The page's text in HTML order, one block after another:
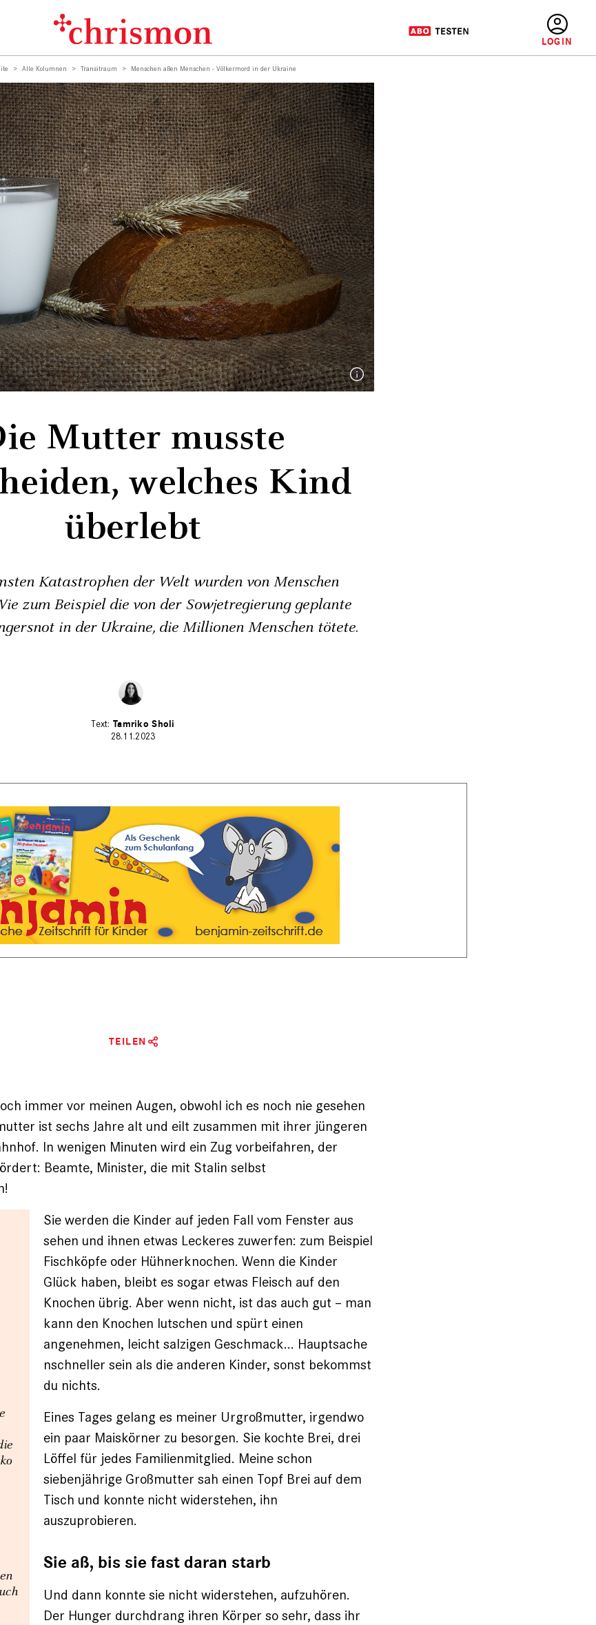
Alle Kolumnen Transitraum Menschen aßen Menschen - Völkermord in der Ukraine
Mutter musste
welches Kind
überlebt
Katastrophen der Welt wurden von Menschen
zum Beispiel die von der Sowjetregierung geplante
in der Ukraine, die Millionen Menschen tötete.
Tamriko Sholi
28.11.2023
TEILEN
immer vor meinen Augen, obwohl ich es noch nie gesehen
ist sechs Jahre alt und eilt zusammen mit ihrer jüngeren
In wenigen Minuten wird ein Zug vorbeifahren, der
Beamte, Minister, die mit Stalin selbst
Sie werden die Kinder auf jeden Fall vom Fenster aus
sehen und ihnen etwas Leckeres zuwerfen: zum Beispiel
Fischköpfe oder Hühnerknochen. Wenn die Kinder
Glück haben, bleibt es sogar etwas Fleisch auf den
Knochen übrig. Aber wenn nicht, ist das auch gut – man
kann den Knochen lutschen und spürt einen
angenehmen, leicht salzigen Geschmack... Hauptsache
nschneller sein als die anderen Kinder, sonst bekommst
du nichts.
Eines Tages gelang es meiner Urgroßmutter, irgendwo
ein paar Maiskörner zu besorgen. Sie kochte Brei, drei
Löffel für jedes Familienmitglied. Meine schon
siebenjährige Großmutter sah einen Topf Brei auf dem
Tisch und konnte nicht widerstehen, ihn
auszuprobieren.
Sie aß, bis sie fast daran starb
Und dann konnte sie nicht widerstehen, aufzuhören.
Der Hunger durchdrang ihren Körper so sehr, dass ihr